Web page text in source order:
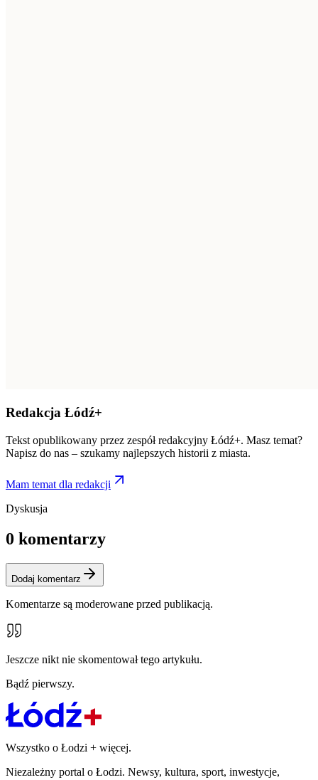
Redakcja Łódź+
Tekst opublikowany przez zespół redakcyjny Łódź+. Masz temat?
Napisz do nas – szukamy najlepszych historii z miasta.
Mam temat dla redakcji
Dyskusja
0 komentarzy
Dodaj komentarz
Komentarze są moderowane przed publikacją.
Jeszcze nikt nie skomentował tego artykułu.
Bądź pierwszy.
Wszystko o Łodzi + więcej.
Niezależny portal o Łodzi. Newsy, kultura, sport, inwestycje,